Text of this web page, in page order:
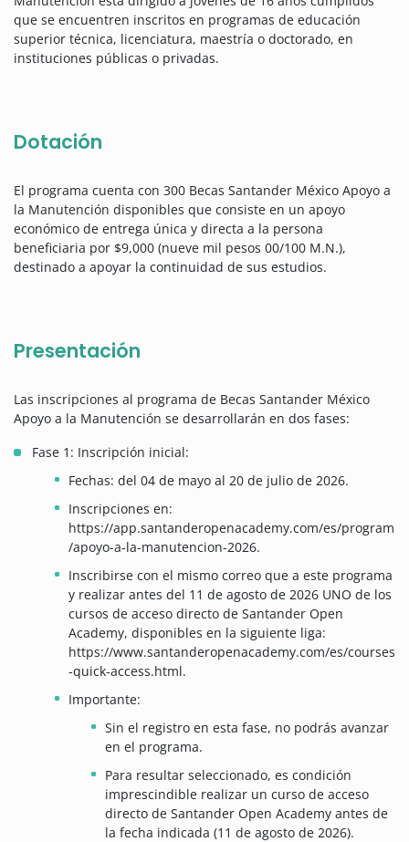
que se encuentren inscritos en programas de educación
superior técnica, licenciatura, maestría o doctorado, en
instituciones públicas o privadas.
Dotación
El programa cuenta con 300 Becas Santander México Apoyo a
la Manutención disponibles que consiste en un apoyo
económico de entrega única y directa a la persona
beneficiaria por $9,000 (nueve mil pesos 00/100 M.N.),
destinado a apoyar la continuidad de sus estudios.
Presentación
Las inscripciones al programa de Becas Santander México
Apoyo a la Manutención se desarrollarán en dos fases:
Fase 1: Inscripción inicial:
Fechas: del 04 de mayo al 20 de julio de 2026.
Inscripciones en:
https://app.santanderopenacademy.com/es/program
/apoyo-a-la-manutencion-2026.
Inscribirse con el mismo correo que a este programa
y realizar antes del 11 de agosto de 2026 UNO de los
cursos de acceso directo de Santander Open
Academy, disponibles en la siguiente liga:
https://www.santanderopenacademy.com/es/courses
-quick-access.html.
Importante:
Sin el registro en esta fase, no podrás avanzar
en el programa.
Para resultar seleccionado, es condición
imprescindible realizar un curso de acceso
directo de Santander Open Academy antes de
la fecha indicada (11 de agosto de 2026).